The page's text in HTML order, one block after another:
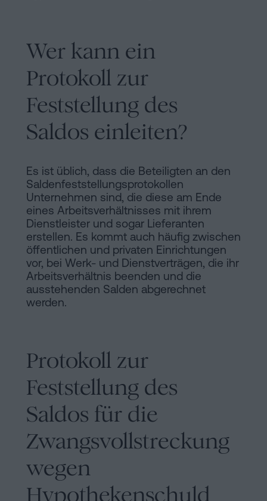
Wer kann ein
Protokoll zur
Feststellung des
Saldos einleiten?
Es ist üblich, dass die Beteiligten an den
Saldenfeststellungsprotokollen
Unternehmen sind, die diese am Ende
eines Arbeitsverhältnisses mit ihrem
Dienstleister und sogar Lieferanten
erstellen. Es kommt auch häufig zwischen
öffentlichen und privaten Einrichtungen
vor, bei Werk- und Dienstverträgen, die ihr
Arbeitsverhältnis beenden und die
ausstehenden Salden abgerechnet
werden.
Protokoll zur
Feststellung des
Saldos für die
Zwangsvollstreckung
wegen
Hypothekenschuld